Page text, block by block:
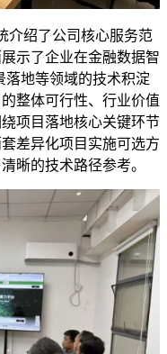
绍了公司核心服务范
示了企业在金融数据智
地等领域的技术积淀
整体可行性、行业价值
项目落地核心关键环节
差异化项目实施可选方
晰的技术路径参考。